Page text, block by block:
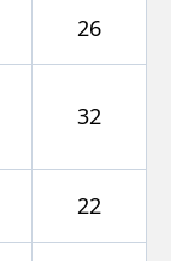
26
32
22